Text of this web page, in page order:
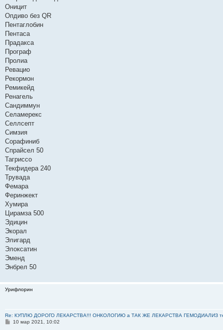
Оницит
Опдиво без QR
Пентаглобин
Пентаса
Прадакса
Програф
Пролиа
Ревацио
Рекормон
Ремикейд
Ренагель
Сандиммун
Селамерекс
Селлсепт
Симзия
Сорафиниб
Спрайсел 50
Тагриссо
Текфидера 240
Трувада
Фемара
Феринжект
Хумира
Цирамза 500
Эдицин
Экорал
Элигард
Элоксатин
Эменд
Энбрел 50
Урифлорин
Re: КУПЛЮ ДОРОГО ЛЕКАРСТВА!!! ОНКОЛОГИЮ а ТАК ЖЕ ЛЕКАРСТВА ГЕМОДИАЛИЗ тел:
С10 мар 2021, 10:02